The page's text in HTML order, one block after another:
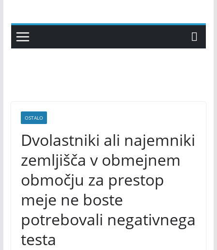
content
OSTALO
Dvolastniki ali najemniki
zemljišča v obmejnem
območju za prestop
meje ne boste
potrebovali negativnega
testa